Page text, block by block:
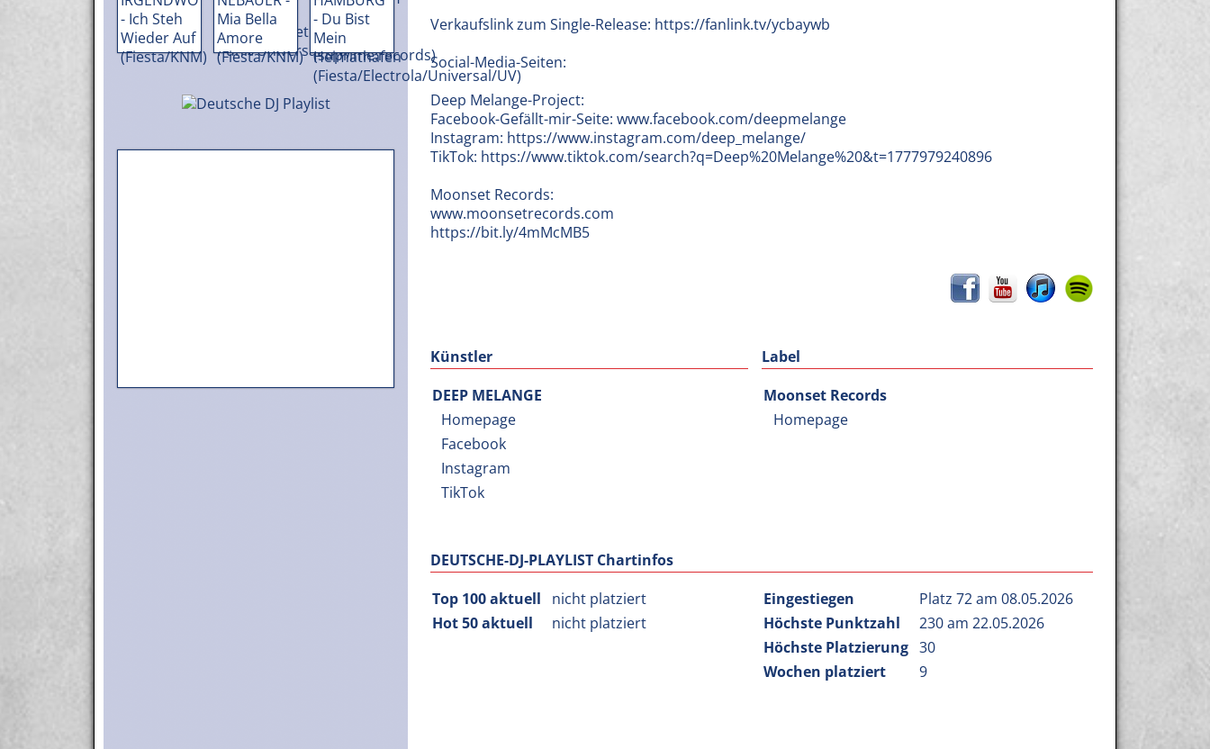
Verkaufslink zum Single-Release: https://fanlink.tv/ycbaywb
Social-Media-Seiten:
Deep Melange-Project:
Facebook-Gefällt-mir-Seite: www.facebook.com/deepmelange
Instagram: https://www.instagram.com/deep_melange/
TikTok: https://www.tiktok.com/search?q=Deep%20Melange%20&t=1777979240896
Moonset Records:
www.moonsetrecords.com
https://bit.ly/4mMcMB5
Künstler
DEEP MELANGE
Homepage
Facebook
Instagram
TikTok
Label
Moonset Records
Homepage
DEUTSCHE-DJ-PLAYLIST Chartinfos
Top 100 aktuell
nicht platziert
Hot 50 aktuell
nicht platziert
Eingestiegen
Platz 72 am 08.05.2026
Höchste Punktzahl
230 am 22.05.2026
Höchste Platzierung 30
Wochen platziert
9